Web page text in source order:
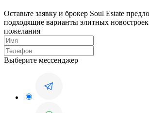
Оставьте заявку и брокер Soul Estate
подходящие варианты элитных
пожелания
Выберите мессенджер